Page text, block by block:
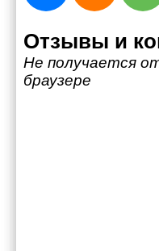
Отзывы и
Не получается
браузере